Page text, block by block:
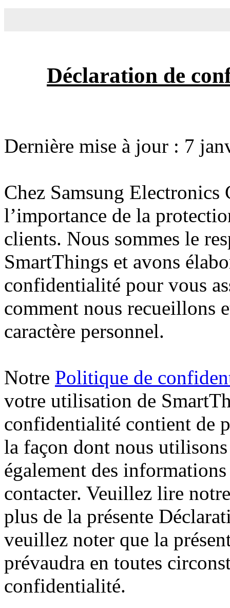
Déclaration de
Dernière mise à jour : 7
Chez Samsung
l’importance de la
clients. Nous sommes le
SmartThings et avons
confidentialité pour vous
comment nous recueillons
caractère personnel.
Notre Politique de
votre utilisation de
confidentialité contient de
la façon dont nous
également des
contacter. Veuillez lire
plus de la présente
veuillez noter que la
prévaudra en toutes
confidentialité.